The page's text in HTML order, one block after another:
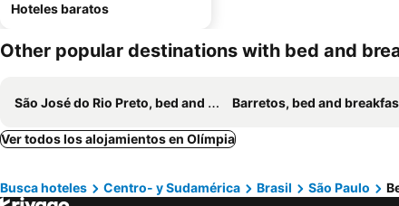
Hoteles baratos
Other popular destinations with bed and
São José do Rio Preto, bed and breakfasts Barretos, bed and
Ver todos los alojamientos en Olímpia
Busca hoteles Centro- y Sudamérica Brasil São Paulo